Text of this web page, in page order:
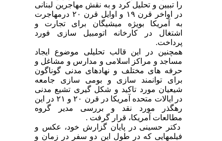
را تبیین و تحلیل کرد و به نقش مهاجرین لبنانی
در اواخر قرن ۱۹ و اوایل قرن ۲۰ درمهاجرت
به آمریکا بویژه میشیگان برای تجارت و
اشتغال در کارخانه اتومبیل سازی فورد
پرداخت.
همچنین در این قالب تحلیلی موضوع ایجاد
مساجد و مراکز اسلامی و مدارس و مشاغل و
حرفه های مختلف و نهادهای مدنی گوناگون
برای توانمند سازی و بومی سازی جامعه
شیعیان مورد تاکید و شکل گیری تشیع مدنی
در ایالات متحده آمریکا در قرن ۲۰ و ۲۱ در این
رهگذر مورد نقد و بررسی مدیر گروه
مطالعات آمریکا، قرار گرفت .
دکتر حسینی در پایان گزارش خود، عکس و
فیلمهایی که در طول این دو سفر در زمان و